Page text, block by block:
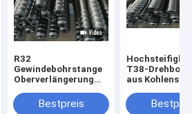
R32
Gewindebohrstange
Oberverlängerung
Hexagonale und
runde
Bestpreis
T38-
aus
einer Länge
mm bis 6400